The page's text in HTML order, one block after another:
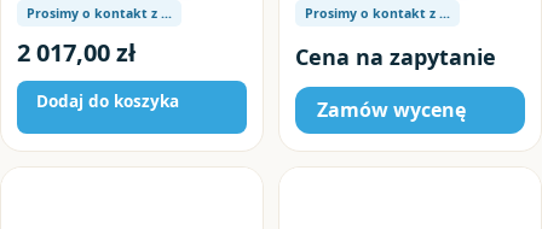
Prosimy o kontakt z …
2 017,00zł
Dodaj do koszyka
Prosimy o kontakt z …
Cena na zapytanie
Zamów wycenę